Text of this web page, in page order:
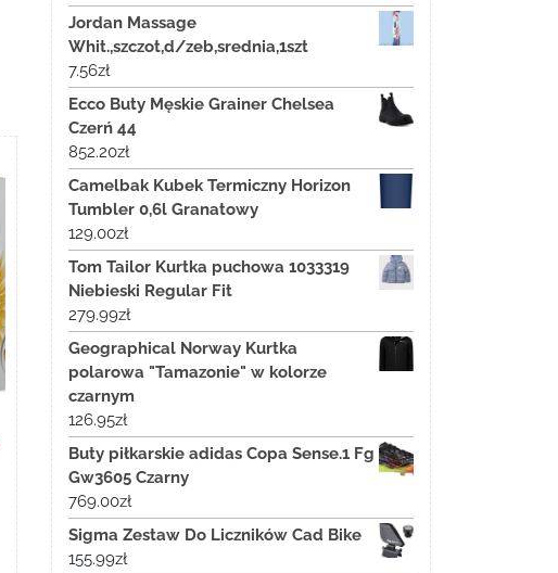
Jordan Massage
Whit.,szczot,d/zeb,srednia,1szt
7.56zł
Ecco Buty Męskie Grainer Chelsea
Czerń 44
852.20zł
Camelbak Kubek Termiczny Horizon
Tumbler 0,6l Granatowy
129.00zł
Tom Tailor Kurtka puchowa 1033319
Niebieski Regular Fit
279.99zł
Geographical Norway Kurtka
polarowa "Tamazonie" w kolorze
czarnym
126.95zł
Buty piłkarskie adidas Copa Sense.1 Fg
Gw3605 Czarny
769.00zł
Sigma Zestaw Do Liczników Cad Bike
155.99zł